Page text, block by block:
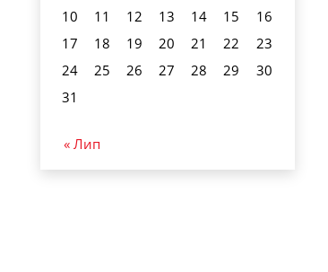
10
11 12 13 14 15
16
17
18 19 20 21 22
23
24
25 26 27 28 29
30
31
« Лип